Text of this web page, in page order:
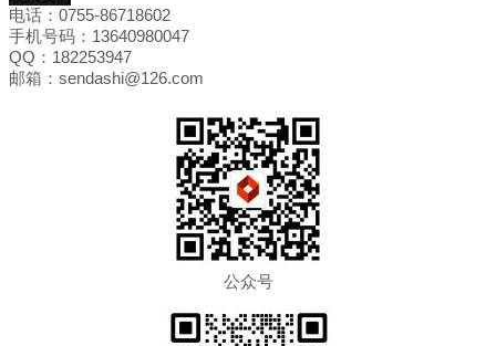
电话：0755-86718602
手机号码：13640980047
QQ：182253947
邮箱：sendashi@126.com
公众号